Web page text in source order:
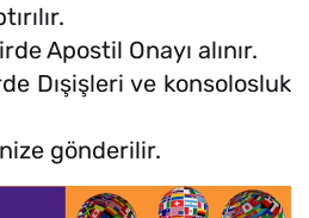
Apostil Onayı alınır.
Dışişleri ve konsolosluk
gönderilir.